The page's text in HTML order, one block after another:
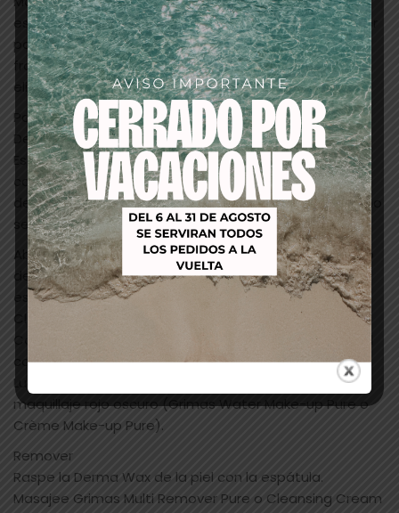
esponja de maquillaje con Grimas Transparent Powder
para matear y fijar, dé la vuelta a la esponja y siga
frotando con el lado limpio hasta que haya sido
eliminado el exceso de polvo.
Para crear una ‘herida abierta’ la construcción de
Derma Wax es ‘cortada’ con el lado afilado de la
Espátula Derma Wax. Lubrique la punta de la espátula
con un poco de Cleansing Cream. Así la espátula se
deslizará con más facilidad por la Derma Wax y ésta no
se quedará pegada a la espátula.
Abriendo los bordes de la herida usted crea un efecto
de destrozo. Levante los ‘bordes de la herida’ con la
espátula Derma Wax, ligeramante lubricada con
Cleansing Cream. Hágalo con cuidado.
Colorear: Para sugerir profundidad en la ‘herida’, usted
colorea el fondo de la herida con maquillaje negro.
Luego usted colorea la parte interior de la herida con
maquillaje rojo oscuro (Grimas Water Make-up Pure o
Crème Make-up Pure).
Remover
Raspe la Derma Wax de la piel con la espátula.
Masajee Grimas Multi Remover Pure o Cleansing Cream